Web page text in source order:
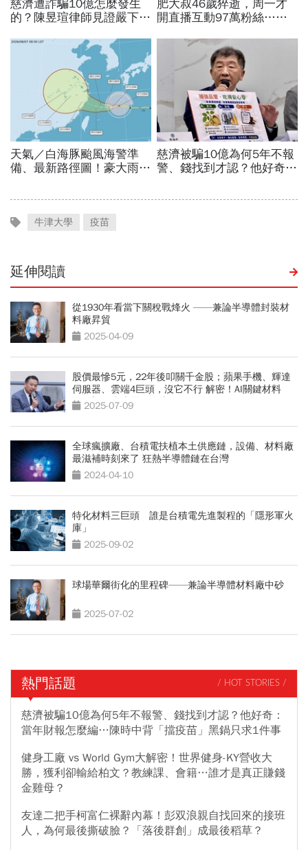
牛津大學 疫苗
延伸閱讀
從1930年看當下關稅戰烽火 ——兼論半導體封裝材
料廠昇貿
2025-04-09
股價最慘5元，22年後叩關千金股；蘋果手機、輝達
伺服器、雲端4巨頭，沒它不行 解密！AI關鍵材料
CCL之王 台光電鐵血掌門
2025-07-09
全球瘋擴廠、台積電扶植本土供應鏈，設備、材料廠
最滋補時刻來了 狂熱半導體鏈在台灣
2024-04-10
特化材料三巨頭 誰是台積電先進製程的「隱形軍火
庫」
2025-09-02
球場華爾街化的里程碑——兼論半導體材料廠中砂
2025-07-02
熱門話題 / HOT STORIES /
慈濟被騙10億為何5年不報警、錢找到才認？他好奇：
當年財報怎麼編…陳時中背「擋疫苗」黑鍋只求1件事
健身工廠 vs World Gym大解密！世界健身-KY營收大
勝，獲利卻輸給柏文？教練課、會籍…誰才是真正賺錢
金雞母？
友達二把手柯富仁裸辭內幕！彭双浪親自找回來的接班
人，為何最後撕破臉？「落後群創」成最後稻草？